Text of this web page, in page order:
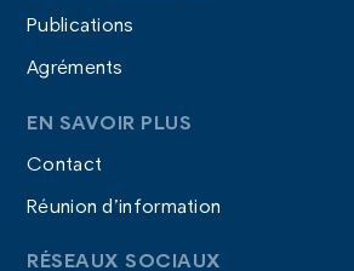
Publications
Agréments
EN SAVOIR PLUS
Contact
Réunion d’information
RÉSEAUX SOCIAUX